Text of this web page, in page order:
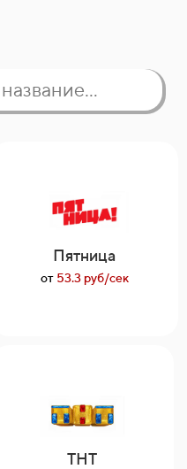
Пятница
от53.3 руб/сек
ТНТ